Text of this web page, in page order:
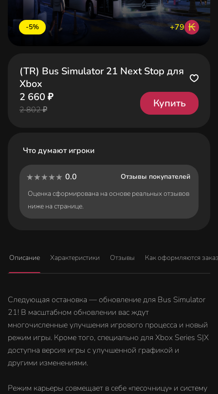
-5% +79 ₭
(TR) Bus Simulator 21 Next Stop для
Xbox
2 660 ₽
2 802 ₽
Купить
Что думают игроки
0.0
Отзывы покупателей
Оценка сформирована на основе реальных отзывов
ниже на странице.
Описание Характеристики Отзывы Как оформляются
Следующая остановка — обновление для Bus Simulator
21! В масштабном обновлении вас ждут
многочисленные улучшения игрового процесса и новый
режим игры. Кроме того, специально для Xbox Series S|X
доступна версия игры с улучшенной графикой и
другими изменениями.
Режим карьеры совмещает в себе «песочницу» и систему